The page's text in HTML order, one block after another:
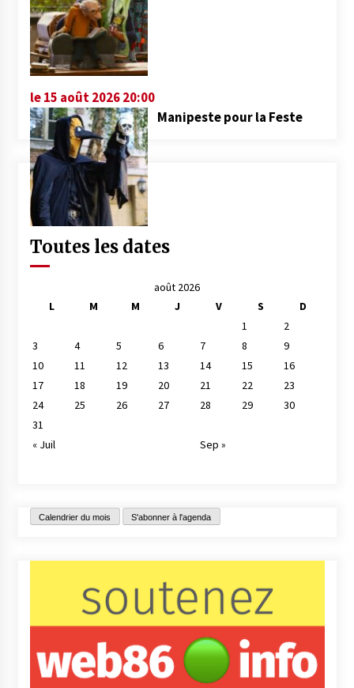
le 15 août 2026 20:00
Manipeste pour la Feste
Toutes les dates
août 2026
L
M M J V S
D
1
2
3
4 5 6 7 8
9
10
11 12 13 14 15
16
17
18 19 20 21 22
23
24
25 26 27 28 29
30
31
« Juil
Sep »
Calendrier du mois S'abonner à l'agenda